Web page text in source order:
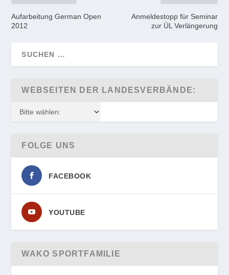
Aufarbeitung German Open
2012
Anmeldestopp für Seminar
zur ÜL Verlängerung
WEBSEITEN DER LANDESVERBÄNDE:
FOLGE UNS
FACEBOOK
YOUTUBE
WAKO SPORTFAMILIE